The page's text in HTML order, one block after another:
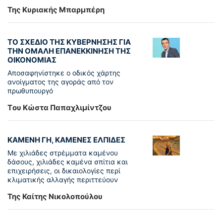
Της Κυριακής Μπαρμπέρη
ΤΟ ΣΧΕΔΙΟ ΤΗΣ ΚΥΒΕΡΝΗΣΗΣ ΓΙΑ
ΤΗΝ ΟΜΑΛΗ ΕΠΑΝΕΚΚΙΝΗΣΗ ΤΗΣ
ΟΙΚΟΝΟΜΙΑΣ
Αποσαφηνίστηκε ο οδικός χάρτης
ανοίγματος της αγοράς από τον
πρωθυπουργό
Tου Κώστα Παπαχλιμίντζου
ΚΑΜΕΝΗ ΓΗ, ΚΑΜΕΝΕΣ ΕΛΠΙΔΕΣ
Με χιλιάδες στρέμματα καμένου
δάσους, χιλιάδες καμένα σπίτια και
επιχειρήσεις, οι δικαιολογίες περί
κλιματικής αλλαγής περιττεύουν
Της Καίτης Νικολοπούλου